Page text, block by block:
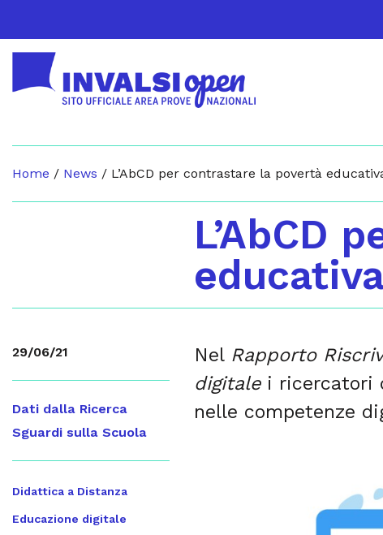
Home / News / L’AbCD per contrastare la povertà
L’AbCD
29/06/21
Dati dalla Ricerca
Sguardi sulla Scuola
Didattica a Distanza
Educazione digitale
Nel Rapporto
digitalei ricercatori
nelle competenze